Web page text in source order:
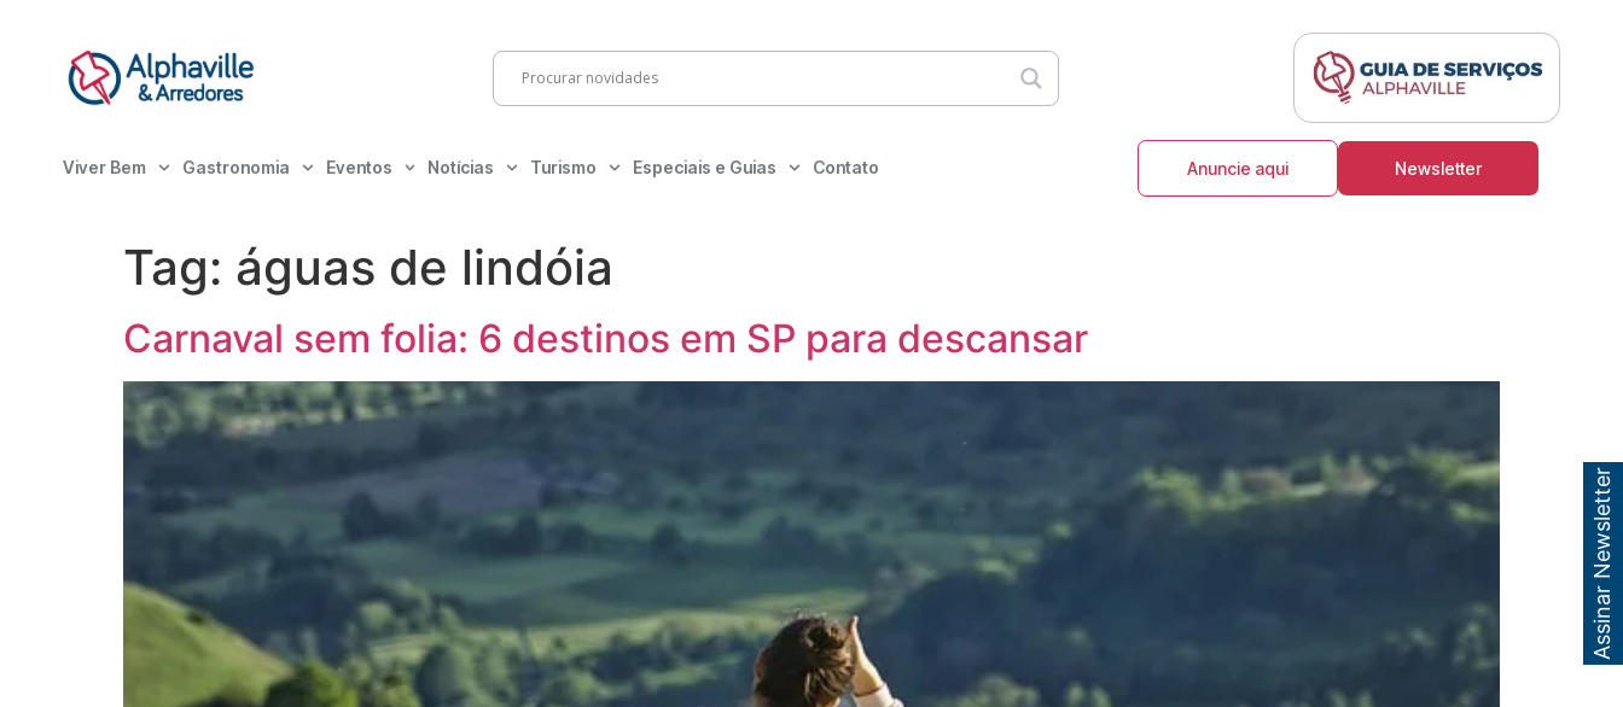
Viver Bem Gastronomia Eventos Notícias Turismo Especiais e Guias Contato Anuncie aqui Newsletter
Tag: águas de lindóia
Carnaval sem folia: 6 destinos em SP para descansar
Assinar Newsletter